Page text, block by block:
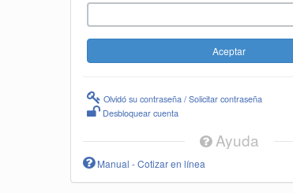
Olvidó su contraseña / Solicitar contraseña
Desbloquear cuenta
Ayuda
Manual - Cotizar en línea